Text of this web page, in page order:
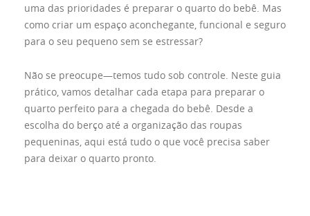
uma das prioridades é preparar o quarto do bebê. Mas
como criar um espaço aconchegante, funcional e seguro
para o seu pequeno sem se estressar?
Não se preocupe—temos tudo sob controle. Neste guia
prático, vamos detalhar cada etapa para preparar o
quarto perfeito para a chegada do bebê. Desde a
escolha do berço até a organização das roupas
pequeninas, aqui está tudo o que você precisa saber
para deixar o quarto pronto.